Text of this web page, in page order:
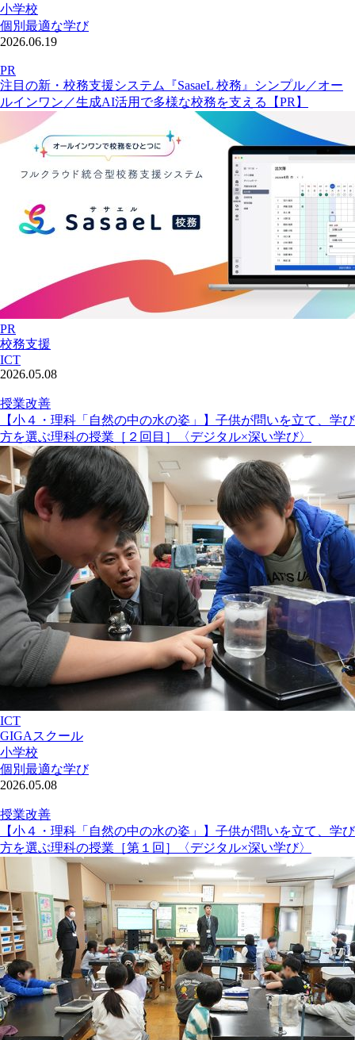
小学校
個別最適な学び
2026.06.19
PR
注目の新・校務支援システム『SasaeL 校務』シンプル／オー
ルインワン／生成AI活用で多様な校務を支える【PR】
PR
校務支援
ICT
2026.05.08
授業改善
【小４・理科「自然の中の水の姿」】子供が問いを立て、学び
方を選ぶ理科の授業［２回目］〈デジタル×深い学び〉
ICT
GIGAスクール
小学校
個別最適な学び
2026.05.08
授業改善
【小４・理科「自然の中の水の姿」】子供が問いを立て、学び
方を選ぶ理科の授業［第１回］〈デジタル×深い学び〉